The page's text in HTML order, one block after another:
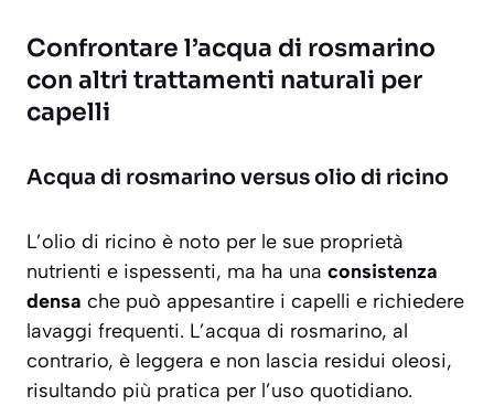
Confrontare l’acqua di rosmarino
con altri trattamenti naturali per
capelli
Acqua di rosmarino versus olio di ricino
L’olio di ricino è noto per le sue proprietà
nutrienti e ispessenti, ma ha una consistenza
densa che può appesantire i capelli e richiedere
lavaggi frequenti. L’acqua di rosmarino, al
contrario, è leggera e non lascia residui oleosi,
risultando più pratica per l’uso quotidiano.